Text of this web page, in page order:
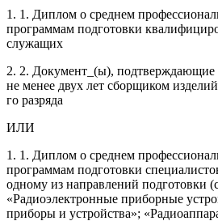
1. 1. Диплом о среднем
программам подготовки
служащих
2. 2. Документ_(ы), подтверждающие
не менее двух лет сборщиком
го разряда
ИЛИ
1. 1. Диплом о среднем
программам подготовки
одному из направлений подготовки
«Радиоэлектронные приборные
приборы и устройства»;